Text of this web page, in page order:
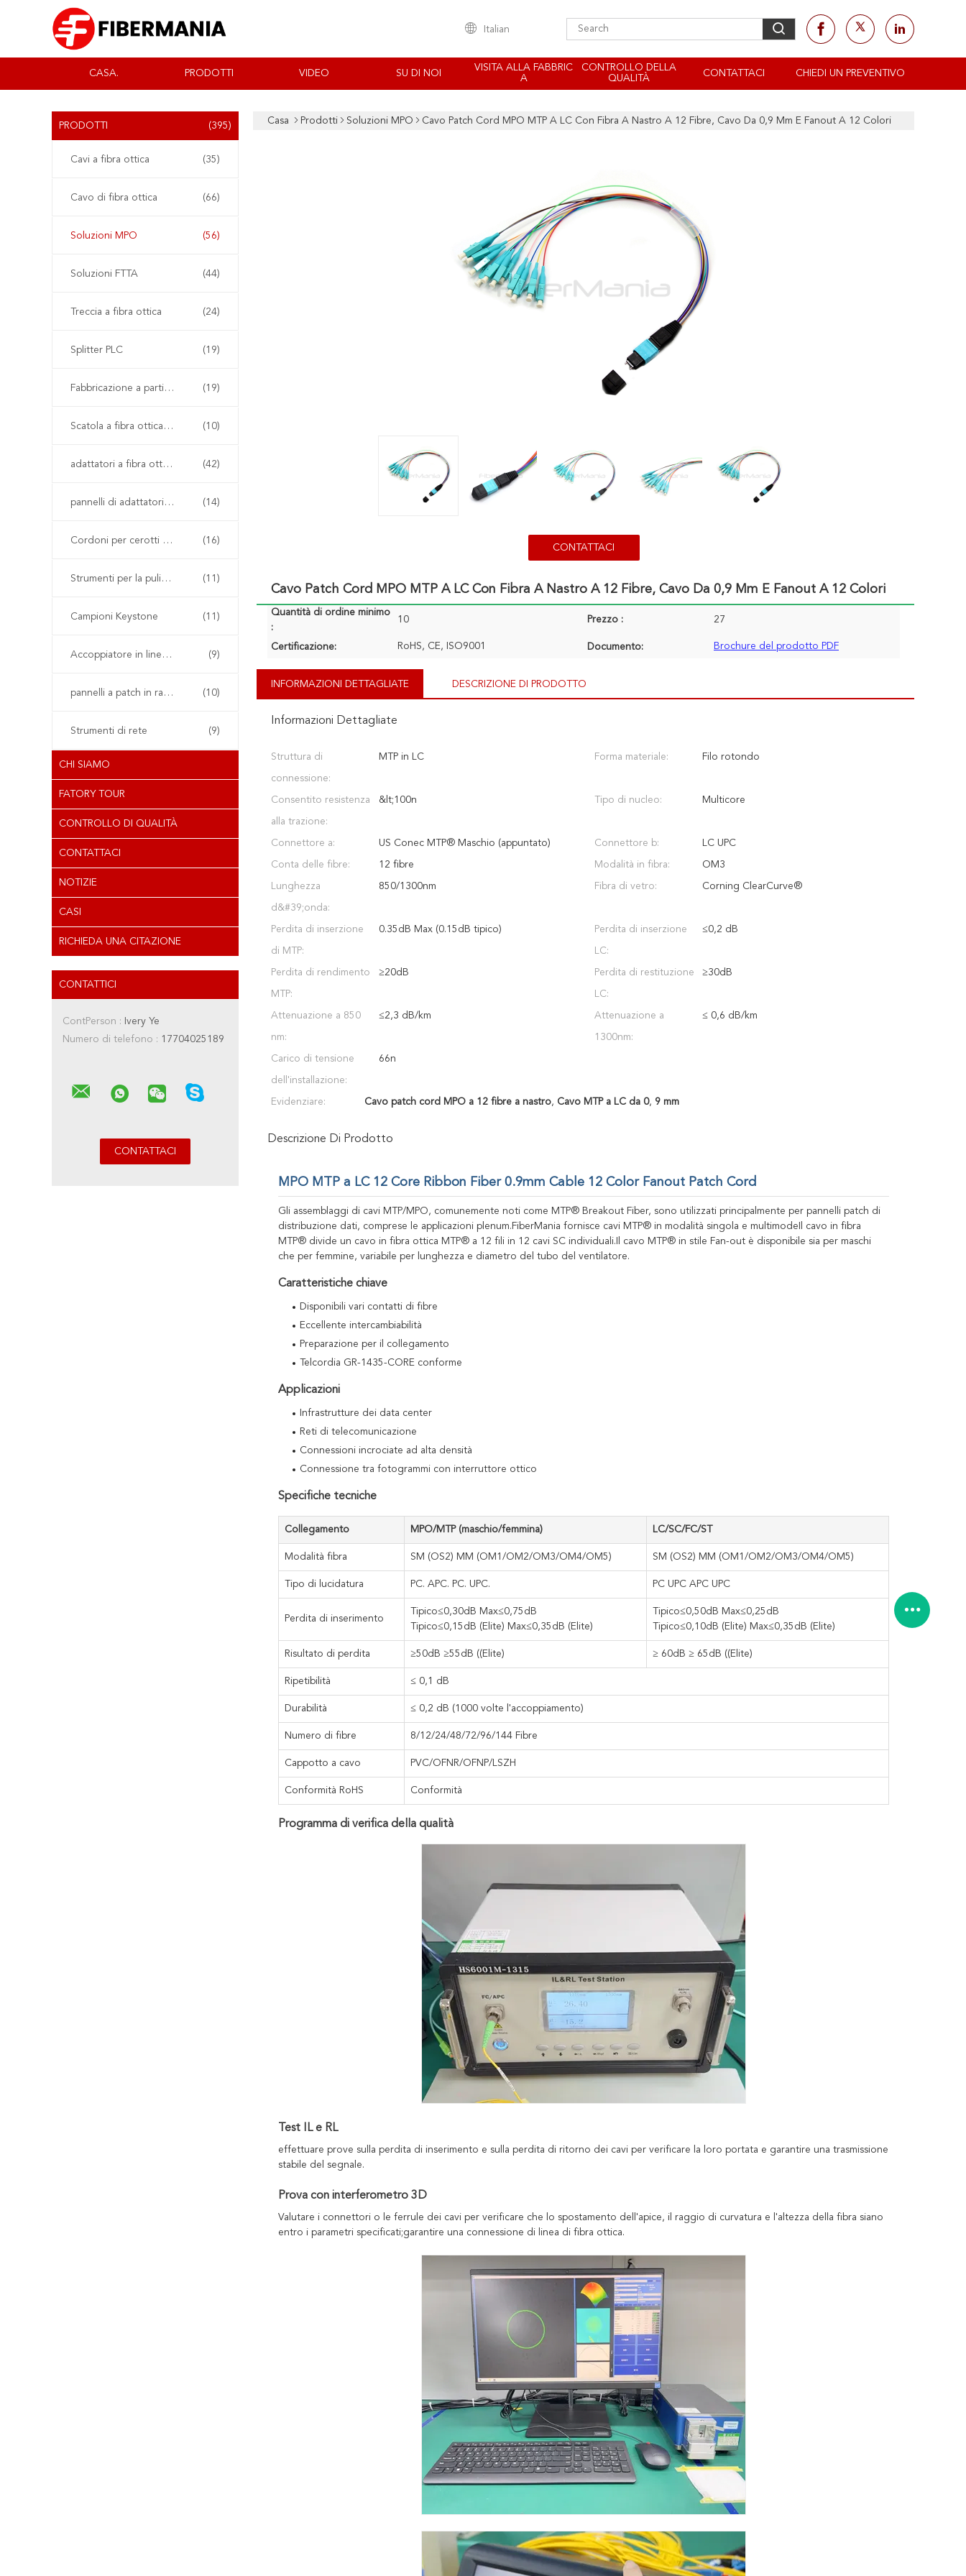
Italian
CASA. PRODOTTI VIDEO SU DI NOI
VISITA ALLA FABBRIC
A
CONTROLLO DELLA
QUALITÀ
CONTATTACI CHIEDI UN PREVENTIVO
PRODOTTI (395)
Cavi a fibra ottica (35)
Cavo di fibra ottica (66)
Soluzioni MPO (56)
Soluzioni FTTA (44)
Treccia a fibra ottica (24)
Splitter PLC (19)
Fabbricazione a partire da prodotti della voce 8528 (19)
Scatola a fibra ottica di termine (10)
adattatori a fibra ottica (42)
pannelli di adattatori in fibra ottica (14)
Cordoni per cerotti in rame (16)
Strumenti per la pulizia delle fibre (11)
Campioni Keystone (11)
Accoppiatore in linea RJ45 (9)
pannelli a patch in rame (10)
Strumenti di rete (9)
CHI SIAMO
FATORY TOUR
CONTROLLO DI QUALITÀ
CONTATTACI
NOTIZIE
CASI
RICHIEDA UNA CITAZIONE
CONTATTICI
ContPerson : Ivery Ye
Numero di telefono : 17704025189
Casa Prodotti Soluzioni MPO Cavo Patch Cord MPO MTP A LC Con Fibra A Nastro A 12 Fibre, Cavo Da 0,9 Mm E Fanout A 12 Colori
CONTATTACI
Cavo Patch Cord MPO MTP A LC Con Fibra A Nastro A 12 Fibre, Cavo Da 0,9 Mm E Fanout A 12 Colori
Quantità di ordine minimo
:
10 Prezzo : 27
Certificazione: RoHS, CE, ISO9001 Documento: Brochure del prodotto PDF
INFORMAZIONI DETTAGLIATE DESCRIZIONE DI PRODOTTO
Informazioni Dettagliate
Struttura di
connessione:
MTP in LC Forma materiale: Filo rotondo
Consentito resistenza
alla trazione:
&lt;100n Tipo di nucleo: Multicore
Connettore a: US Conec MTP® Maschio (appuntato) Connettore b: LC UPC
Conta delle fibre: 12 fibre Modalità in fibra: OM3
Lunghezza
d&#39;onda:
850/1300nm Fibra di vetro: Corning ClearCurve®
Perdita di inserzione
di MTP:
0.35dB Max (0.15dB tipico) Perdita di inserzione
LC:
≤0,2 dB
Perdita di rendimento
MTP:
≥20dB Perdita di restituzione
LC:
≥30dB
Attenuazione a 850
nm:
≤2,3 dB/km Attenuazione a
1300nm:
≤ 0,6 dB/km
Carico di tensione
dell'installazione:
66n
Evidenziare: Cavo patch cord MPO a 12 fibre a nastro, Cavo MTP a LC da 0, 9 mm
Descrizione Di Prodotto
MPO MTP a LC 12 Core Ribbon Fiber 0.9mm Cable 12 Color Fanout Patch Cord
Gli assemblaggi di cavi MTP/MPO, comunemente noti come MTP® Breakout Fiber, sono utilizzati principalmente per pannelli patch di
distribuzione dati, comprese le applicazioni plenum.FiberMania fornisce cavi MTP® in modalità singola e multimodeIl cavo in fibra
MTP® divide un cavo in fibra ottica MTP® a 12 fili in 12 cavi SC individuali.Il cavo MTP® in stile Fan-out è disponibile sia per maschi
che per femmine, variabile per lunghezza e diametro del tubo del ventilatore.
Caratteristiche chiave
Disponibili vari contatti di fibre
Eccellente intercambiabilità
Preparazione per il collegamento
Telcordia GR-1435-CORE conforme
Applicazioni
Infrastrutture dei data center
Reti di telecomunicazione
Connessioni incrociate ad alta densità
Connessione tra fotogrammi con interruttore ottico
Specifiche tecniche
Collegamento MPO/MTP (maschio/femmina) LC/SC/FC/ST
Modalità fibra SM (OS2) MM (OM1/OM2/OM3/OM4/OM5) SM (OS2) MM (OM1/OM2/OM3/OM4/OM5)
Tipo di lucidatura PC. APC. PC. UPC. PC UPC APC UPC
Perdita di inserimento
Tipico≤0,30dB Max≤0,75dB
Tipico≤0,15dB (Elite) Max≤0,35dB (Elite)
Tipico≤0,50dB Max≤0,25dB
Tipico≤0,10dB (Elite) Max≤0,35dB (Elite)
Risultato di perdita ≥50dB ≥55dB ((Elite) ≥ 60dB ≥ 65dB ((Elite)
Ripetibilità ≤ 0,1 dB
Durabilità ≤ 0,2 dB (1000 volte l'accoppiamento)
Numero di fibre 8/12/24/48/72/96/144 Fibre
Cappotto a cavo PVC/OFNR/OFNP/LSZH
Conformità RoHS Conformità
Programma di verifica della qualità
Test IL e RL
effettuare prove sulla perdita di inserimento e sulla perdita di ritorno dei cavi per verificare la loro portata e garantire una trasmissione
stabile del segnale.
Prova con interferometro 3D
Valutare i connettori o le ferrule dei cavi per verificare che lo spostamento dell'apice, il raggio di curvatura e l'altezza della fibra siano
entro i parametri specificati;garantire una connessione di linea di fibra ottica.